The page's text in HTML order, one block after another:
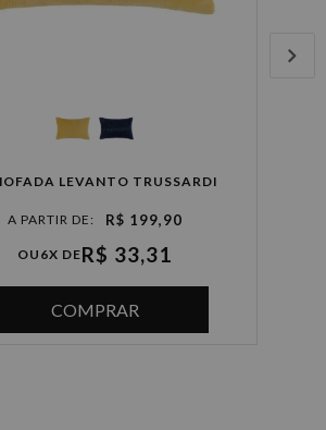
LEVANTO TRUSSARDI
R$ 199,90
OU 6X DER$ 33,31
COMPRAR